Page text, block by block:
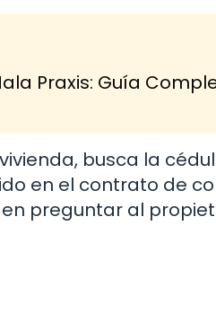
Praxis: Guía
busca la
en el contrato de
preguntar al